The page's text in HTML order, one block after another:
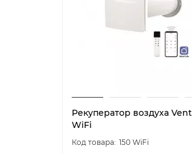
Рекуператор воздуха
WiFi
150 WiFi